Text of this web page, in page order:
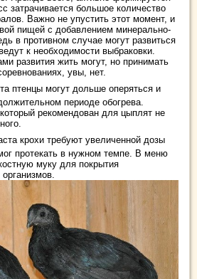
затрачивается большое количество
Важно не упустить этот момент, и
пищей с добавлением минерально-
в противном случае могут развиться
к необходимости выбраковки.
развития жить могут, но принимать
увы, нет.
птенцы могут дольше оперяться и
периоде обогрева.
рекомендован для цыплят не
крохи требуют увеличенной дозы
протекать в нужном темпе. В меню
муку для покрытия